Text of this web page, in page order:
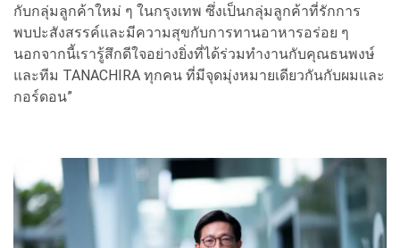
กับกลุ่มลูกค้าใหม่ ๆ ในกรุงเทพ ซึ่งเป็นกลุ่มลูกค้าที่รักการ
พบปะสังสรรค์และมีความสุขกับการทานอาหารอร่อย ๆ
นอกจากนี้เรารู้สึกดีใจอย่างยิ่งที่ได้ร่วมทำงานกับคุณธนพงษ์
และทีม TANACHIRA ทุกคน ที่มีจุดมุ่งหมายเดียวกันกับผมและ
กอร์ดอน”